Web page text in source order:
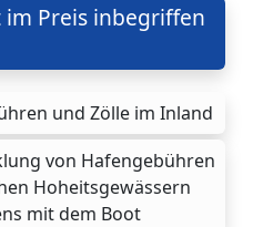
im Preis inbegriffen
und Zölle im Inland
von Hafengebühren
Hoheitsgewässern
mit dem Boot